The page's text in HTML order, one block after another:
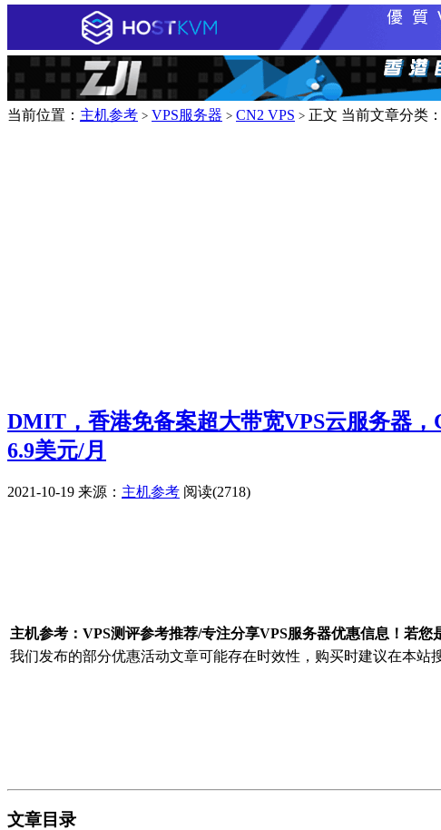
当前位置： 主机参考 > VPS服务器 > CN2 VPS > 正文 当前文章分类：
DMIT，香港免备案超大带宽VPS云服务器
6.9美元/月
2021-10-19 来源： 主机参考 阅读(2718)
主机参考：VPS测评参考推荐/专注分享VPS服务器优惠信息！若您
我们发布的部分优惠活动文章可能存在时效性，购买时建议在本
文章目录